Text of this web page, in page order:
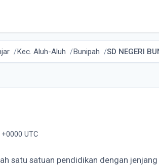
Kec. Aluh-Aluh Bunipah SD NEGERI
UTC
satu satuan pendidikan dengan jenjang